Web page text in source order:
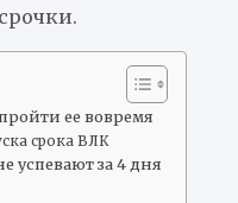
ее вовремя
срока ВЛК
за 4 дня